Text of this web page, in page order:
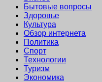
Бытовые вопросы
Здоровье
Культура
Обзор интернета
Политика
Спорт
Технологии
Туризм
Экономика